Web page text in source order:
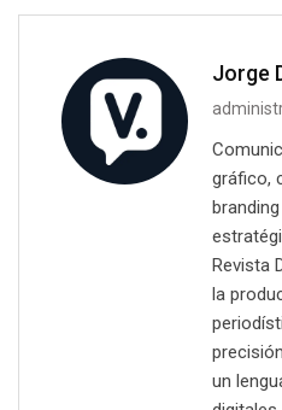
Jorge
gráfico,
Revista
la
un